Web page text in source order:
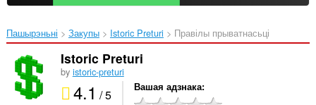
Пашырэньні Закупы Istoric Preturi‎ Правілы прыватнасьці
Istoric Preturi
by istoric-preturi
4.1 / 5 Вашая адзнака